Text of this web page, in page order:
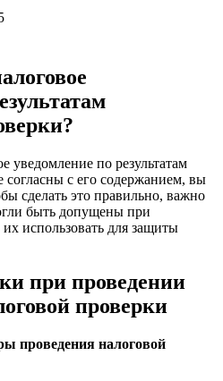
уведомление по результатам
согласны с его содержанием, вы
сделать это правильно, важно
быть допущены при
использовать для защиты
при проведении
проверки
проведения налоговой